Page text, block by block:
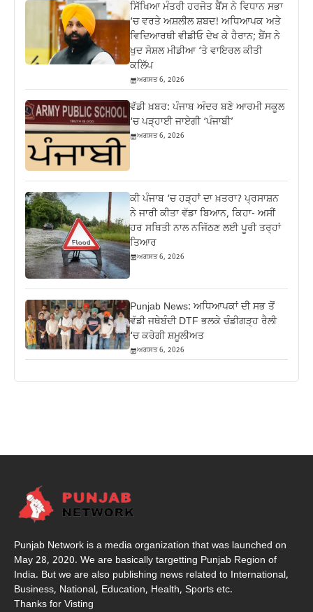
ਸਿੱਖਿਆ ਮੰਤਰੀ ਹਰਜੋਤ ਬੈਂਸ ਨੇ ਵਿਧਾਨ ਸਭਾ
‘ਚ ਵਰਤੇ ਅਸ਼ਲੀਲ ਸ਼ਬਦ! ਅਧਿਆਪਕ ਅਤੇ
ਵਿਦਿਆਰਥੀ ਵੀਡੀਓ ਦੇਖ ਕੇ ਹੈਰਾਨ; ਬੈਂਸ ਨੇ
ਖੁਦ ਸੋਸ਼ਲ ਮੀਡੀਆ ‘ਤੇ ਵਾਇਰਲ ਕੀਤੀ
ਕਲਿੱਪ
ਅਗਸਤ 6, 2026
ਵੱਡੀ ਖ਼ਬਰ: ਪੰਜਾਬ ਅੰਦਰ ਬਣੇ ਆਰਮੀ ਸਕੂਲ
‘ਚ ਪੜ੍ਹਾਈ ਜਾਏਗੀ ‘ਪੰਜਾਬੀ’
ਅਗਸਤ 6, 2026
ਕੀ ਪੰਜਾਬ ‘ਚ ਹੜ੍ਹਾਂ ਦਾ ਖ਼ਤਰਾ? ਪ੍ਰਸਾਸ਼ਨ
ਨੇ ਜਾਰੀ ਕੀਤਾ ਵੱਡਾ ਬਿਆਨ, ਕਿਹਾ- ਅਸੀਂ
ਹਰ ਸਥਿਤੀ ਨਾਲ ਨਜਿੱਠਣ ਲਈ ਪੂਰੀ ਤਰ੍ਹਾਂ
ਤਿਆਰ
ਅਗਸਤ 6, 2026
Punjab News: ਅਧਿਆਪਕਾਂ ਦੀ ਸਭ ਤੋਂ
ਵੱਡੀ ਜਥੇਬੰਦੀ DTF ਭਲਕੇ ਚੰਡੀਗੜ੍ਹ ਰੈਲੀ
‘ਚ ਕਰੇਗੀ ਸ਼ਮੂਲੀਅਤ
ਅਗਸਤ 6, 2026
Punjab Network is a media organization that was launched on
May 28, 2020. We are basically targetting Punjab Region of
India. But we are also publishing news related to International,
Business, National, Education, Health, Sports etc.
Thanks for Visting